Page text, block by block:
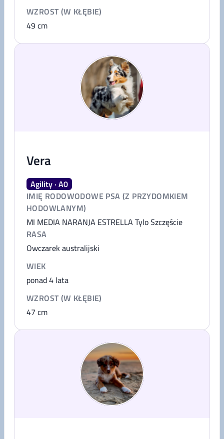
WZROST (W KŁĘBIE)
49cm
Vera
Agility · A0
IMIĘ RODOWODOWE PSA (Z PRZYDOMKIEM
HODOWLANYM)
MI MEDIA NARANJA ESTRELLA Tylo Szczęście
RASA
Owczarek australijski
WIEK
ponad 4 lata
WZROST (W KŁĘBIE)
47 cm